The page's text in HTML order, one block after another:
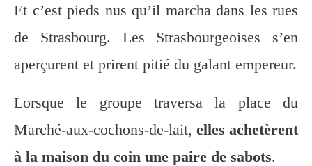
Et c’est pieds nus qu’il marcha dans les rues
de Strasbourg. Les Strasbourgeoises s’en
aperçurent et prirent pitié du galant empereur.
Lorsque le groupe traversa la place du
Marché-aux-cochons-de-lait, elles achetèrent
à la maison du coin une paire de sabots.